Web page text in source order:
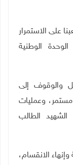
على الاستمرار
الوطنية
والوقوف إلى
وعمليات
الطالب
الانقسام،